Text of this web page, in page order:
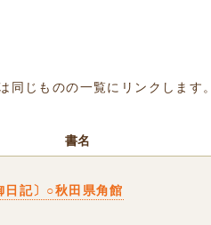
同じものの一覧にリンクします。
書名
日記〕○秋田県角館